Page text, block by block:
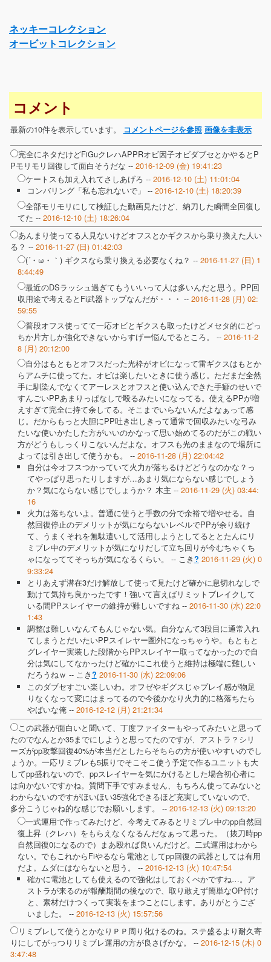
ネッキーコレクション
オービットコレクション
コメント
最新の10件を表示しています。 コメントページを参照 画像を非表示
完全にネタだけどFiGuクレハAPPRオビ因子オビダブセとかやるとP
Pモリモリ回復して面白そうだな -- 2016-12-09 (金) 19:41:23
ケートスも加え入れてさしあげろ -- 2016-12-10 (土) 11:01:04
コンバリング「私も忘れないで」 -- 2016-12-10 (土) 18:20:39
全部モリモリにして検証した動画見たけど、納刀した瞬間全回復し
てた -- 2016-12-10 (土) 18:26:04
あんまり使ってる人見ないけどオフスとかギクスから乗り換えた人い
る？ -- 2016-11-27 (日) 01:42:03
(´・ω・｀) ギクスなら乗り換える必要なくね？ -- 2016-11-27 (日) 1
8:44:49
最近のDSラッシュ過ぎてもういいって人は多いんだと思う。PP回
収用途で考えるとFi武器トップなんだが・・・ -- 2016-11-28 (月) 02:
59:55
普段オフス使ってて一応オビとギクスも取ったけどメセタ的にどっ
ちか片方しか強化できないからすげー悩んでるところ。 -- 2016-11-2
8 (月) 20:12:00
自分はもともとオフスだった光枠がオビになって雷ギクスはもとか
らアムチに使ってた。オビは楽したいときに使う感じ。ただまだ全然
手に馴染んでなくてアーレスとオフスと使い込んできた手癖のせいで
すんごいPPあまりっぱなしで殴るみたいになってる。使えるPPが増
えすぎて完全に持て余してる。そこまでいらないんだよなぁって感
じ。だからもっと大胆にPP吐き出しきって通常で回収みたいな弓み
たいな使いかたした方がいいのかなって思い始めてるのだがこの戦い
方がどうもしっくりこないんだよな。オフスも光のままなので場所に
よっては引き出して使うかも。 -- 2016-11-28 (月) 22:04:42
自分は今オフスつかっていて火力が落ちるけどどうなのかな？っ
てやっぱり思ったりしますが…あまり気にならない感じでしょう
か？気にならない感じでしょうか？ 木主 -- 2016-11-29 (火) 03:44:
16
火力は落ちないよ。普通に使うと手数の分で余裕で増やせる。自
然回復停止のデメリットが気にならないレベルでPPが余り続け
て、うまくそれを無駄遣いして活用しようとしてるととたんにリ
ミブレ中のデメリットが気になりだして立ち回りが今むちゃくち
ゃになっててそっちが気になるくらい。 -- こき? 2016-11-29 (火) 0
9:33:24
とりあえず潜在3だけ解放して使って見たけど確かに息切れなしで
動けて気持ち良かったです！強いて言えばリミットブレイクして
いる間PPスレイヤーの維持が難しいですね -- 2016-11-30 (水) 22:0
1:43
調整は難しいなんてもんじゃない気。自分なんて3段目に通常入れ
てしまうとだいたいPPスイレヤー圏外になっちゃうや。もともと
グレイヤー実装した段階からPPスレイヤー取ってなかったので自
分は気にしてなかったけど確かにこれ使うと維持は極端に難しい
だろうねｗ -- こき? 2016-11-30 (水) 22:09:06
このダブセすごい楽しいわ。オフゼやギグスじゃプレイ感が物足
りなくなって変にはまってるので今後かなり火力的に格落ちたら
やばいな俺 -- 2016-12-12 (月) 21:21:34
この武器が面白いと聞いて、丁度ファイターもやってみたいと思って
たのでなんとか35までにしようと思ってたのですが、アストラ？シリ
ーズがpp攻撃回復40%が本当だとしたらそちらの方が使いやすいのでし
ょうか。一応リミブレも5振りでそこそこ使う予定で作るユニットも大
してpp盛れないので、ppスレイヤーを気にかけるとした場合初心者に
は向かないですかね。質問下手ですみません、もちろん使ってみないと
わからないのですがほいほい35強化できるほど充実していないので、
多分こうじゃね的な感じでお願いします。 -- 2016-12-13 (火) 09:13:20
一式運用で作ってみたけど、今考えてみるとリミブレ中のpp自然回
復上昇（クレハ）をもらえなくなるんだなぁって思った。（抜刀時pp
自然回復0になるので）まあ殴れば良いんだけど。二式運用はわから
ない。でもこれからFiやるなら電池としてpp回復の武器としては有用
だよ。ムダにはならないと思う。 -- 2016-12-13 (火) 10:47:54
確かに電池としても使えるので強化はしておくべかですね…。ア
ストラが来るのが報酬期間の後なので、取り敢えず簡単なOP付け
と、素材だけつくって実装をまつことにします。ありがとうござ
いました。 -- 2016-12-13 (火) 15:57:56
リミブレして使うとかなりＰＰ周り化けるのね。ステ盛るより耐久寄
りにしてがっつりリミブレ運用の方が良さげかな。 -- 2016-12-15 (木) 0
3:47:48